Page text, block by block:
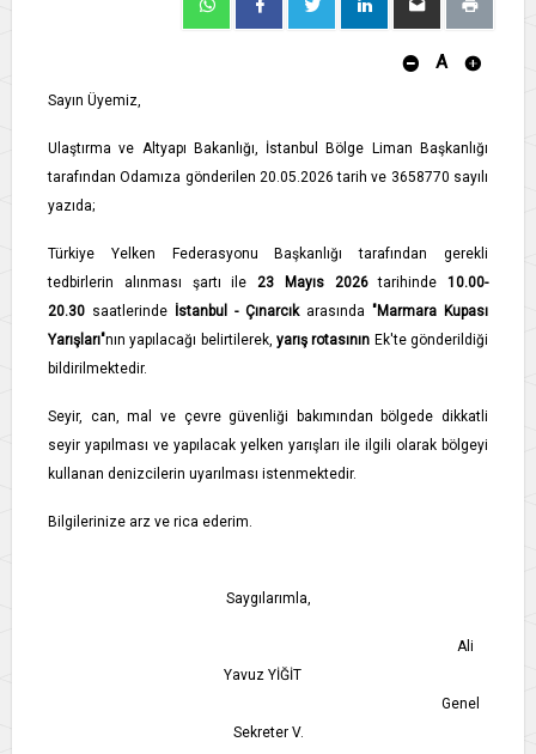
A
Sayın Üyemiz,
Ulaştırma ve Altyapı Bakanlığı, İstanbul Bölge Liman Başkanlığı
tarafından Odamıza gönderilen 20.05.2026 tarih ve 3658770 sayılı
yazıda;
Türkiye Yelken Federasyonu Başkanlığı tarafından gerekli
tedbirlerin alınması şartı ile 23 Mayıs 2026tarihinde 10.00-
20.30 saatlerinde İstanbul - Çınarcıkarasında "Marmara Kupası
Yarışları"nın yapılacağı belirtilerek, yarış rotasının Ek'te gönderildiği
bildirilmektedir.
Seyir, can, mal ve çevre güvenliği bakımından bölgede dikkatli
seyir yapılması ve yapılacak yelken yarışları ile ilgili olarak bölgeyi
kullanan denizcilerin uyarılması istenmektedir.
Bilgilerinize arz ve rica ederim.
Saygılarımla,
Ali
Yavuz YİĞİT
Genel
Sekreter V.